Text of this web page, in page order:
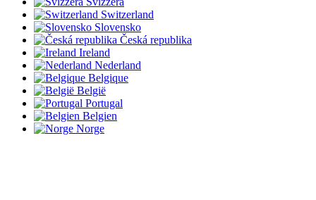
Switzerland
Slovensko
Česká republika
Ireland
Nederland
Belgique
België
Portugal
Belgien
Norge